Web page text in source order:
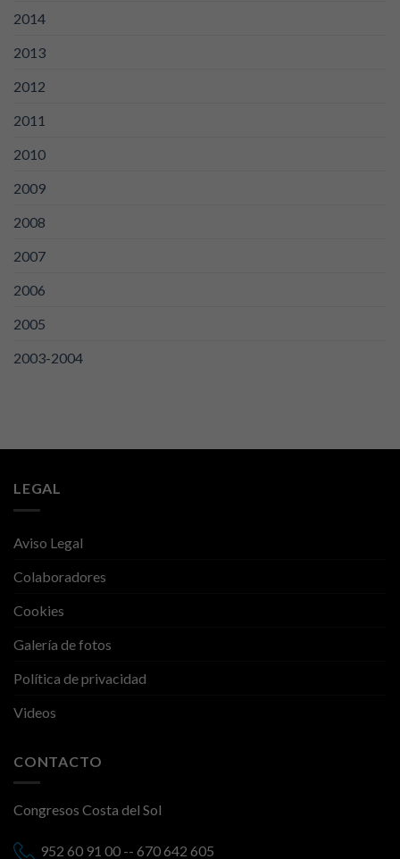
2014
2013
2012
2011
2010
2009
2008
2007
2006
2005
2003-2004
LEGAL
Aviso Legal
Colaboradores
Cookies
Galería de fotos
Política de privacidad
Videos
CONTACTO
Congresos Costa del Sol
952 60 91 00 -- 670 642 605